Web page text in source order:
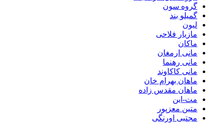
گروه سون
گمیلو بند
لیون
مازیار فلاحی
ماکان
مانی ارمغان
مانی رهنما
مانی کاکاوند
ماهان بهرام خان
ماهان مقدس زاده
مت-این
متین معزپور
مجتبی اورنگی